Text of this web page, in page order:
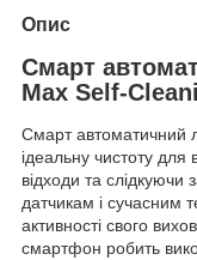
Опис
Смарт
Max Self-
Смарт автоматичний
ідеальну чистоту
відходи та
датчикам і сучасним
активності свого
смартфон робить